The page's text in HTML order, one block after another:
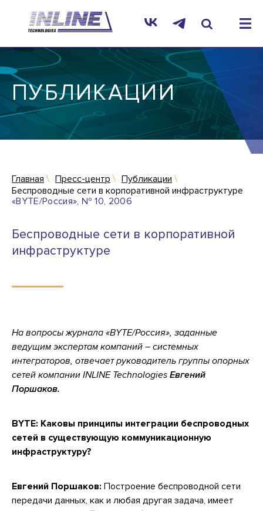
ПУБЛИКАЦИИ
Главная Пресс-центр
Публикации
Беспроводные сети в корпоративной инфраструктуре
«BYTE/Россия», № 10, 2006
Беспроводные сети в корпоративной
инфраструктуре
На вопросы журнала «BYTE/Россия», заданные
ведущим экспертам компаний – системных
интеграторов, отвечает руководитель группы опорных
сетей компании INLINE Technologies Евгений
Поршаков.
BYTE: Каковы принципы интеграции беспроводных
сетей в существующую коммуникационную
инфраструктуру?
Евгений Поршаков: Построение беспроводной сети
передачи данных, как и любая другая задача, имеет